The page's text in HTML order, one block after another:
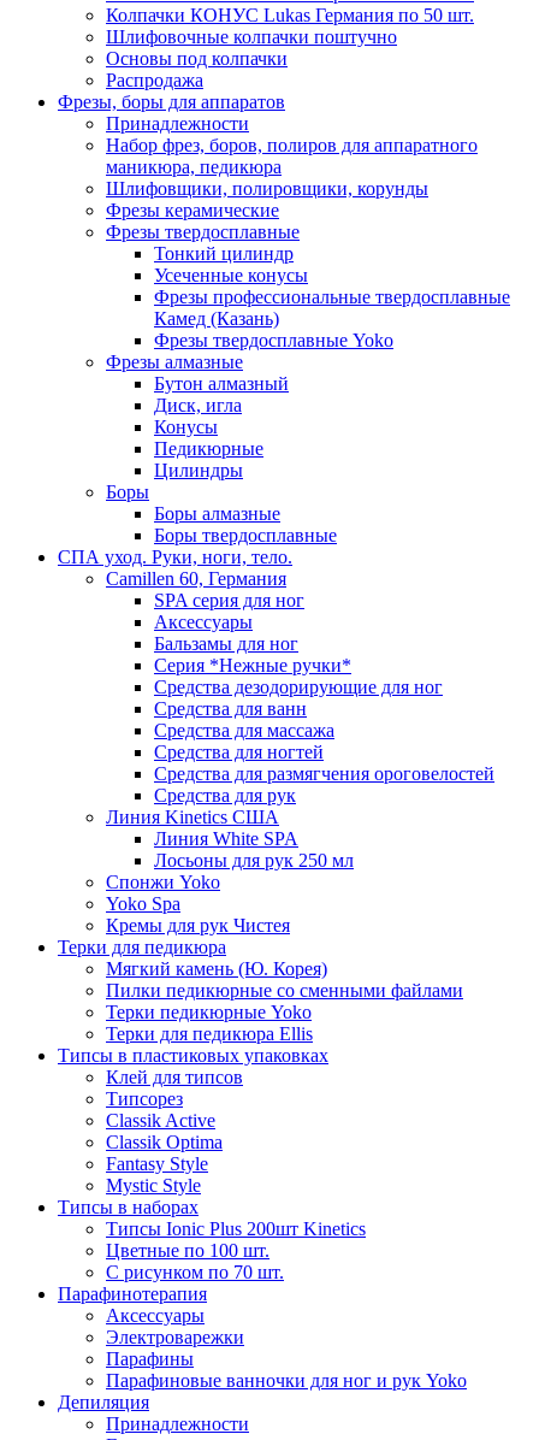
Колпачки КОНУС Lukas Германия по 50 шт.
Шлифовочные колпачки поштучно
Основы под колпачки
Распродажа
Фрезы, боры для аппаратов
Принадлежности
Набор фрез, боров, полиров для аппаратного
маникюра, педикюра
Шлифовщики, полировщики, корунды
Фрезы керамические
Фрезы твердосплавные
Тонкий цилиндр
Усеченные конусы
Фрезы профессиональные твердосплавные
Камед (Казань)
Фрезы твердосплавные Yoko
Фрезы алмазные
Бутон алмазный
Диск, игла
Конусы
Педикюрные
Цилиндры
Боры
Боры алмазные
Боры твердосплавные
СПА уход. Руки, ноги, тело.
Camillen 60, Германия
SPA серия для ног
Аксессуары
Бальзамы для ног
Серия *Нежные ручки*
Средства дезодорирующие для ног
Средства для ванн
Средства для массажа
Средства для ногтей
Средства для размягчения ороговелостей
Средства для рук
Линия Kinetics США
Линия White SPA
Лосьоны для рук 250 мл
Спонжи Yoko
Yoko Spa
Кремы для рук Чистея
Терки для педикюра
Мягкий камень (Ю. Корея)
Пилки педикюрные со сменными файлами
Терки педикюрные Yoko
Терки для педикюра Ellis
Типсы в пластиковых упаковках
Клей для типсов
Типсорез
Classik Active
Classik Optima
Fantasy Style
Mystic Style
Типсы в наборах
Типсы Ionic Plus 200шт Kinetics
Цветные по 100 шт.
С рисунком по 70 шт.
Парафинотерапия
Аксессуары
Электроварежки
Парафины
Парафиновые ванночки для ног и рук Yoko
Депиляция
Принадлежности